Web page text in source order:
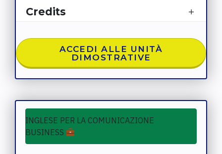
Credits
ACCEDI ALLE UNITÀ
DIMOSTRATIVE
INGLESE PER LA COMUNICAZIONE
BUSINESS